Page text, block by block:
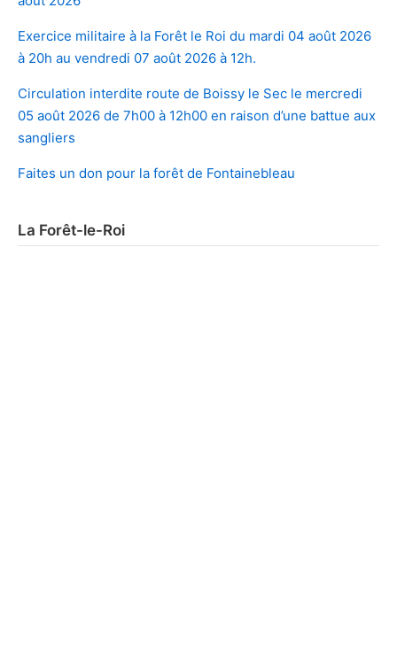
Exercice militaire à la Forêt le Roi du mardi 04 août 2026
à 20h au vendredi 07 août 2026 à 12h.
Circulation interdite route de Boissy le Sec le mercredi
05 août 2026 de 7h00 à 12h00 en raison d’une battue aux
sangliers
Faites un don pour la forêt de Fontainebleau
La Forêt-le-Roi